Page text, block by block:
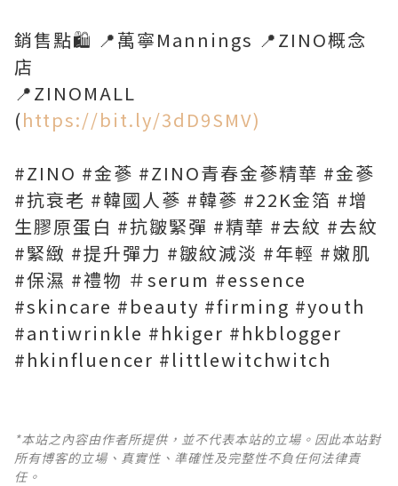
銷售點🛍 📍萬寧Mannings 📍ZINO概念
店
📍ZINOMALL
(https://bit.ly/3dD9SMV)
#ZINO #金蔘 #ZINO青春金蔘精華 #金蔘
#抗衰老 #韓國人蔘 #韓蔘 #22K金箔 #增
生膠原蛋白 #抗皺緊彈 #精華 #去紋 #去紋
#緊緻 #提升彈力 #皺紋減淡 #年輕 #嫩肌
#保濕 #禮物 ＃serum #essence
#skincare #beauty #firming #youth
#antiwrinkle #hkiger #hkblogger
#hkinfluencer #littlewitchwitch
*本站之內容由作者所提供，並不代表本站的立場。因此本站對
所有博客的立場、真實性、準確性及完整性不負任何法律責
任。